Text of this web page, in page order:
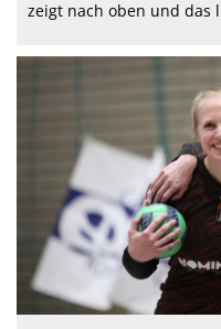
zeigt nach oben und das